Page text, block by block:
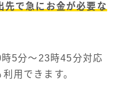
先で急にお金が必要な
5分～23時45分対応
用できます。